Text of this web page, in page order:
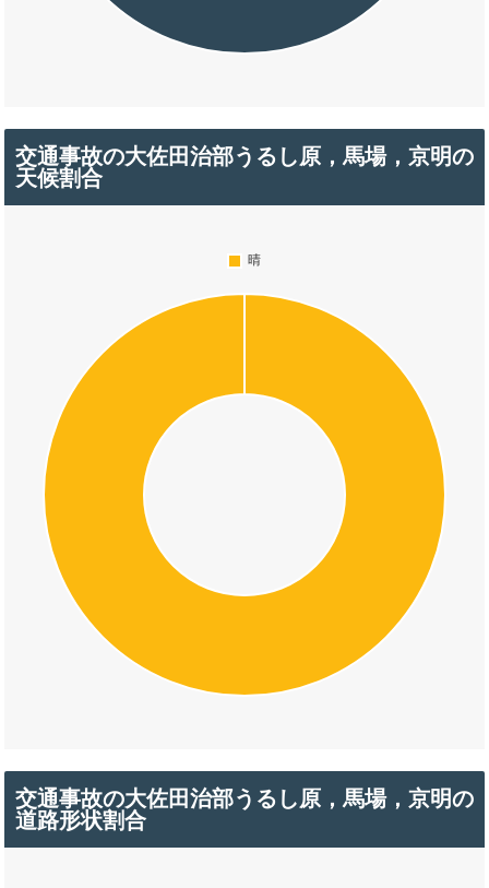
交通事故の大佐田治部うるし原，馬場，京明の
天候割合
交通事故の大佐田治部うるし原，馬場，京明の
道路形状割合